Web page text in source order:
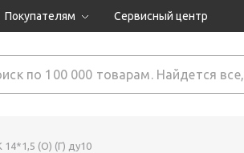
Покупателям
Как оформить заказ?
Сервисный центр
14*1,5 (О) (Г) ду10